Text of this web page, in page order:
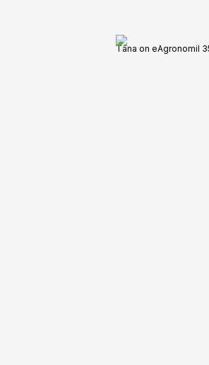
Täna on eAgronomil